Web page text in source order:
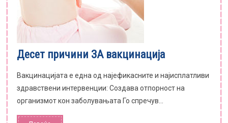
Десет причини ЗА вакцинација
Вакцинацијата е една од најефикасните и најисплатливи
здравствени интервенции: Создава отпорност на
организмот кон заболувањата Го спречув...